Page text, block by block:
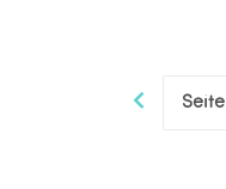
Seite